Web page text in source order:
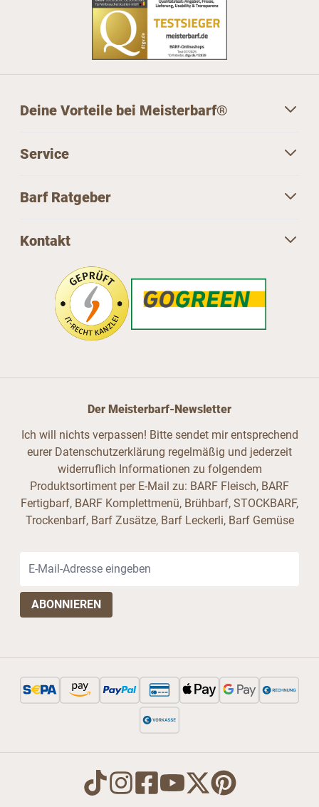
Deine Vorteile bei Meisterbarf®
Service
Barf Ratgeber
Kontakt
Der Meisterbarf-Newsletter
Ich will nichts verpassen! Bitte sendet mir entsprechend
eurer Datenschutzerklärung regelmäßig und jederzeit
widerruflich Informationen zu folgendem
Produktsortiment per E-Mail zu: BARF Fleisch, BARF
Fertigbarf, BARF Komplettmenü, Brühbarf, STOCKBARF,
Trockenbarf, Barf Zusätze, Barf Leckerli, Barf Gemüse